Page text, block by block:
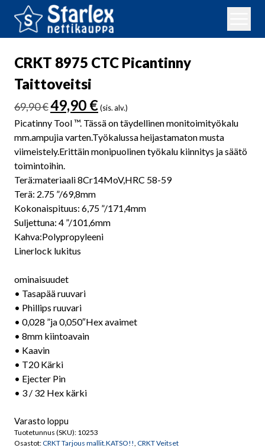
CRKT 8975 CTC Picantinny
Taittoveitsi
69,90€ Alkuperäinen
hinta
oli:
69,90 €.
49,90 €Nykyinen
hinta
on:
49,90 €.
(sis. alv.)
Picatinny Tool ™. Tässä on täydellinen monitoimityökalu
mm.ampujia varten.Työkalussa heijastamaton musta
viimeistely.Erittäin monipuolinen työkalu kiinnitys ja säätö
toimintoihin.
Terä:materiaali 8Cr14MoV,HRC 58-59
Terä: 2.75 ”/69,8mm
Kokonaispituus: 6,75 ”/171,4mm
Suljettuna: 4 ”/101,6mm
Kahva:Polypropyleeni
Linerlock lukitus
ominaisuudet
• Tasapää ruuvari
• Phillips ruuvari
• 0,028 ”ja 0,050″Hex avaimet
• 8mm kiintoavain
• Kaavin
• T20 Kärki
• Ejecter Pin
• 3 / 32 Hex kärki
Varasto loppu
Tuotetunnus (SKU): 10253
Osastot:CRKT Tarjous mallit.KATSO!!, CRKT Veitset